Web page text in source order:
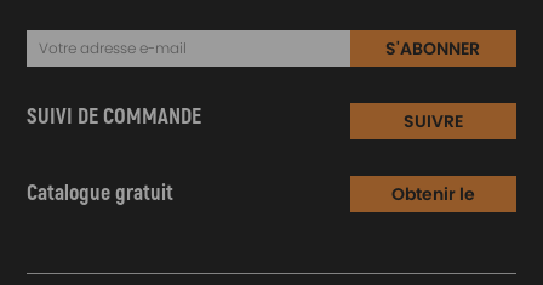
S'ABONNER
SUIVI DE COMMANDE SUIVRE
Catalogue gratuit
Obtenir le